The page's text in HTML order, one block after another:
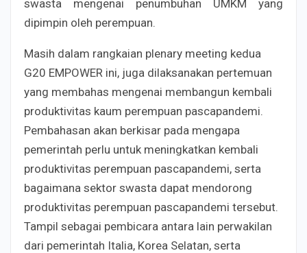
swasta mengenai penumbuhan UMKM yang
dipimpin oleh perempuan.
Masih dalam rangkaian plenary meeting kedua
G20 EMPOWER ini, juga dilaksanakan pertemuan
yang membahas mengenai membangun kembali
produktivitas kaum perempuan pascapandemi.
Pembahasan akan berkisar pada mengapa
pemerintah perlu untuk meningkatkan kembali
produktivitas perempuan pascapandemi, serta
bagaimana sektor swasta dapat mendorong
produktivitas perempuan pascapandemi tersebut.
Tampil sebagai pembicara antara lain perwakilan
dari pemerintah Italia, Korea Selatan, serta